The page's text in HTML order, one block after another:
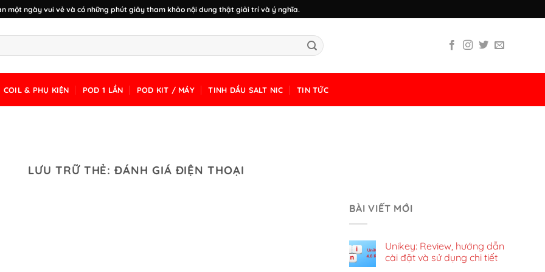
một ngày vui vẻ và có những phút giây tham khảo nội dung thật giải trí và ý nghĩa.
COIL & PHỤ KIỆN POD 1 LẦN POD KIT / MÁY TINH DẦU SALT NIC TIN TỨC
LƯU TRỮ THẺ:ĐÁNH GIÁ ĐIỆN THOẠI
BÀI VIẾT MỚI
Unikey: Review, hướng dẫn
cài đặt và sử dụng chi tiết